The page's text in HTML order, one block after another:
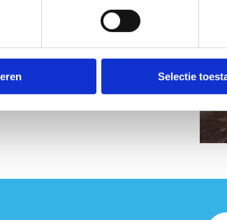
Selectie
via een verbindingstraject van 2
behoren.